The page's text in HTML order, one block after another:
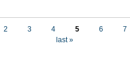
2 3 4 5 6
7
last »